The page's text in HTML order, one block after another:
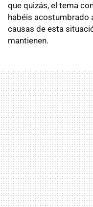
que quizás, el tema
habéis acostumbrado
causas de esta
mantienen.